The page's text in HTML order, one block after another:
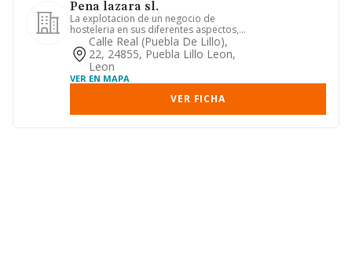
Pena lazara sl.
La explotacion de un negocio de
hosteleria en sus diferentes aspectos,
pudiendo al efecto explotar ...
Calle Real (puebla De Lillo),
22, 24855, Puebla Lillo Leon,
Leon
VER EN MAPA
VER FICHA